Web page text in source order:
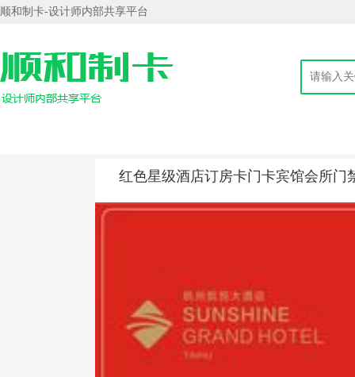
顺和制卡-设计师内部共享平台
红色星级酒店订房卡门卡宾馆会所门